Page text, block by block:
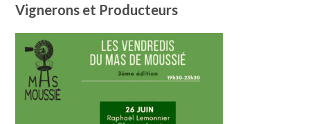
Vignerons et Producteurs